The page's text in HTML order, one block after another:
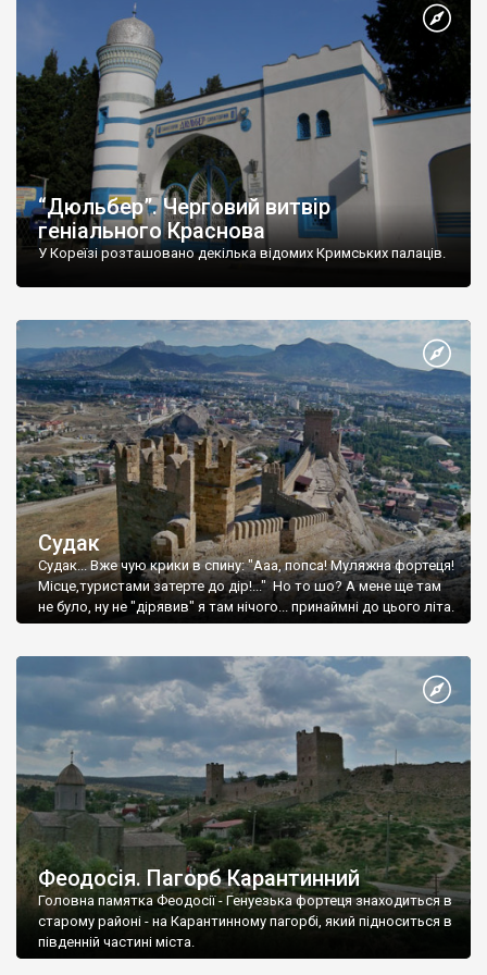
“Дюльбер”. Черговий витвір
геніального Краснова
У Кореїзі розташовано декілька відомих Кримських палаців.
Судак
Судак... Вже чую крики в спину: "Ааа, попса! Муляжна фортеця!
Місце,туристами затерте до дір!..." Но то шо? А мене ще там
не було, ну не "дірявив" я там нічого... принаймні до цього літа.
Феодосія. Пагорб Карантинний
Головна памятка Феодосії - Генуезька фортеця знаходиться в
старому районі - на Карантинному пагорбі, який підноситься в
південній частині міста.